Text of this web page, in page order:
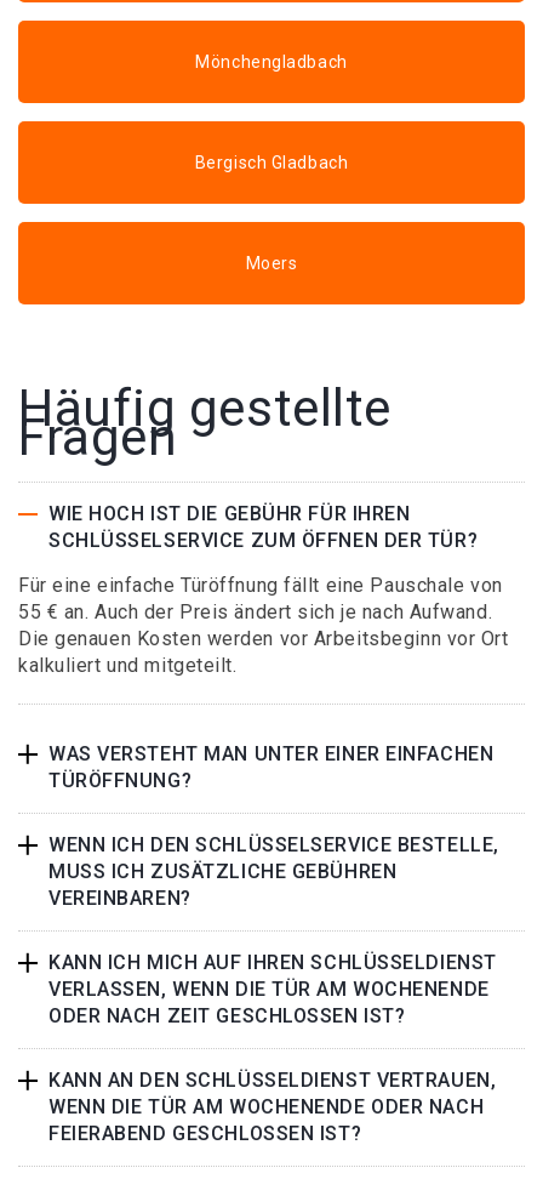
Mönchengladbach
Bergisch Gladbach
Moers
Häufig gestellte
Fragen
WIE HOCH IST DIE GEBÜHR FÜR IHREN
SCHLÜSSELSERVICE ZUM ÖFFNEN DER TÜR?
Für eine einfache Türöffnung fällt eine Pauschale von
55 € an. Auch der Preis ändert sich je nach Aufwand.
Die genauen Kosten werden vor Arbeitsbeginn vor Ort
kalkuliert und mitgeteilt.
WAS VERSTEHT MAN UNTER EINER EINFACHEN
TÜRÖFFNUNG?
WENN ICH DEN SCHLÜSSELSERVICE BESTELLE,
MUSS ICH ZUSÄTZLICHE GEBÜHREN
VEREINBAREN?
KANN ICH MICH AUF IHREN SCHLÜSSELDIENST
VERLASSEN, WENN DIE TÜR AM WOCHENENDE
ODER NACH ZEIT GESCHLOSSEN IST?
KANN AN DEN SCHLÜSSELDIENST VERTRAUEN,
WENN DIE TÜR AM WOCHENENDE ODER NACH
FEIERABEND GESCHLOSSEN IST?